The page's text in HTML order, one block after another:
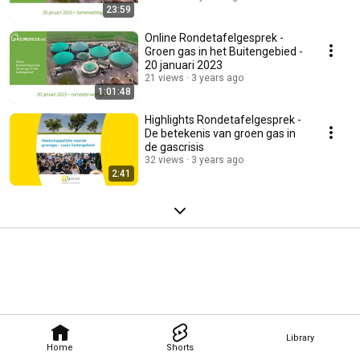
Home Shorts
Library
23:59
1:01:48
Online Rondetafelgesprek -
Groen gas in het Buitengebied -
20 januari 2023
21 views 3 years ago
2:41
Highlights Rondetafelgesprek -
De betekenis van groen gas in
de gascrisis
32 views 3 years ago